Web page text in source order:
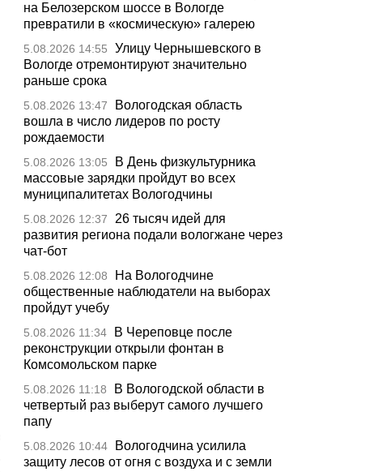
на Белозерском шоссе в Вологде
превратили в «космическую» галерею
5.08.2026 14:55
Улицу Чернышевского в
Вологде отремонтируют значительно
раньше срока
5.08.2026 13:47
Вологодская область
вошла в число лидеров по росту
рождаемости
5.08.2026 13:05
В День физкультурника
массовые зарядки пройдут во всех
муниципалитетах Вологодчины
5.08.2026 12:37
26 тысяч идей для
развития региона подали вологжане через
чат-бот
5.08.2026 12:08
На Вологодчине
общественные наблюдатели на выборах
пройдут учебу
5.08.2026 11:34
В Череповце после
реконструкции открыли фонтан в
Комсомольском парке
5.08.2026 11:18
В Вологодской области в
четвертый раз выберут самого лучшего
папу
5.08.2026 10:44
Вологодчина усилила
защиту лесов от огня с воздуха и с земли